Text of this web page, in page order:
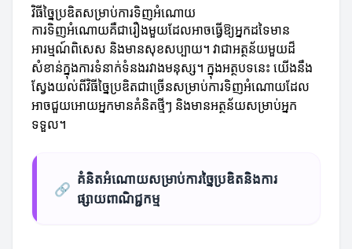
វិធីច្នៃប្រឌិតសម្រាប់ការទិញអំណោយ
ការទិញអំណោយគឺជារឿងមួយដែលអាចធ្វើឱ្យអ្នកដទៃមាន
អារម្មណ៍ពិសេស និងមានសុខសប្បាយ។ វាជាអត្ថន័យមួយដ៏
សំខាន់ក្នុងការទំនាក់ទំនងរវាងមនុស្ស។ ក្នុងអត្ថបទនេះ យើងនឹង
ស្វែងយល់ពីវិធីច្នៃប្រឌិតជាច្រើនសម្រាប់ការទិញអំណោយដែល
អាចជួយអោយអ្នកមានគំនិតថ្មីៗ និងមានអត្ថន័យសម្រាប់អ្នក
ទទួល។
🔗
គំនិតអំណោយសម្រាប់ការច្នៃប្រឌិតនិងការ
ផ្សាយពាណិជ្ជកម្ម